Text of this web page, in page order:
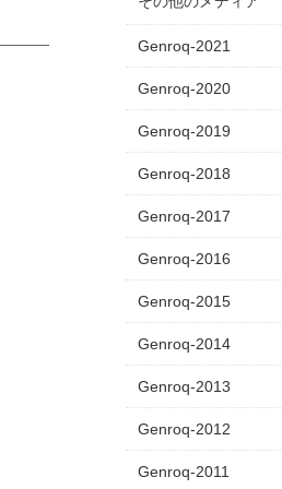
Genroq-2021
Genroq-2020
Genroq-2019
Genroq-2018
Genroq-2017
Genroq-2016
Genroq-2015
Genroq-2014
Genroq-2013
Genroq-2012
Genroq-2011